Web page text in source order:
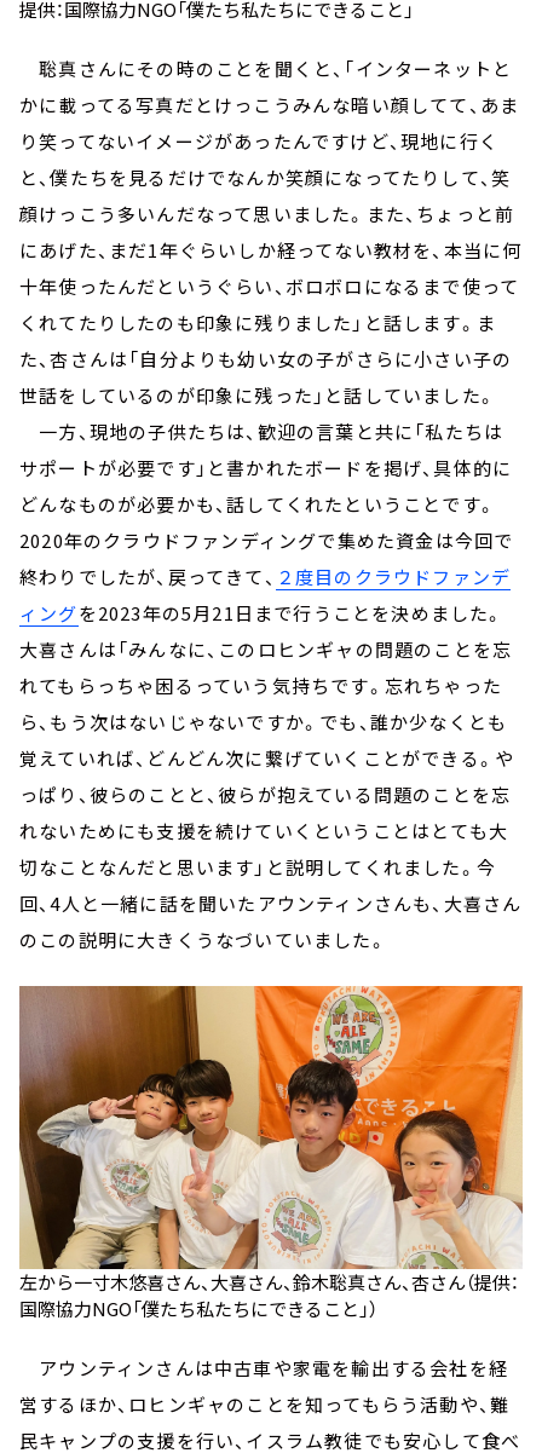
提供：国際協力NGO「僕たち私たちにできること」
聡真さんにその時のことを聞くと、「インターネットと
かに載ってる写真だとけっこうみんな暗い顔してて、あま
り笑ってないイメージがあったんですけど、現地に行く
と、僕たちを見るだけでなんか笑顔になってたりして、笑
顔けっこう多いんだなって思いました。また、ちょっと前
にあげた、まだ1年ぐらいしか経ってない教材を、本当に何
十年使ったんだというぐらい、ボロボロになるまで使って
くれてたりしたのも印象に残りました」と話します。ま
た、杏さんは「自分よりも幼い女の子がさらに小さい子の
世話をしているのが印象に残った」と話していました。
一方、現地の子供たちは、歓迎の言葉と共に「私たちは
サポートが必要です」と書かれたボードを掲げ、具体的に
どんなものが必要かも、話してくれたということです。
2020年のクラウドファンディングで集めた資金は今回で
終わりでしたが、戻ってきて、 ２度目のクラウドファンデ
ィングを2023年の5月21日まで行うことを決めました。
大喜さんは「みんなに、このロヒンギャの問題のことを忘
れてもらっちゃ困るっていう気持ちです。忘れちゃった
ら、もう次はないじゃないですか。でも、誰か少なくとも
覚えていれば、どんどん次に繋げていくことができる。や
っぱり、彼らのことと、彼らが抱えている問題のことを忘
れないためにも支援を続けていくということはとても大
切なことなんだと思います」と説明してくれました。今
回、4人と一緒に話を聞いたアウンティンさんも、大喜さん
のこの説明に大きくうなづいていました。
左から一寸木悠喜さん、大喜さん、鈴木聡真さん、杏さん（提供：
国際協力NGO「僕たち私たちにできること」）
アウンティンさんは中古車や家電を輸出する会社を経
営するほか、ロヒンギャのことを知ってもらう活動や、難
民キャンプの支援を行い、イスラム教徒でも安心して食べ